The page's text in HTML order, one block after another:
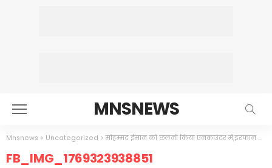
MNSNEWS
Mnsnews > Uncategorized >मोहम्मद ईमान को छलनी किया एनकाउंटर में,इरफान के पिछवाड़े भी 4 गोली,
FB_IMG_1769323938851